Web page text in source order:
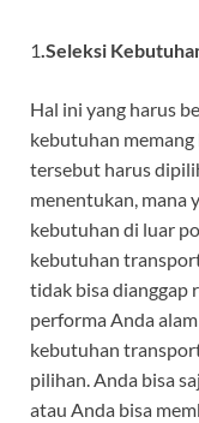
1.Seleksi
Hal ini yang harus
kebutuhan
tersebut harus
menentukan, mana
kebutuhan di luar
kebutuhan
tidak bisa dianggap
performa Anda
kebutuhan
pilihan. Anda bisa
atau Anda bisa